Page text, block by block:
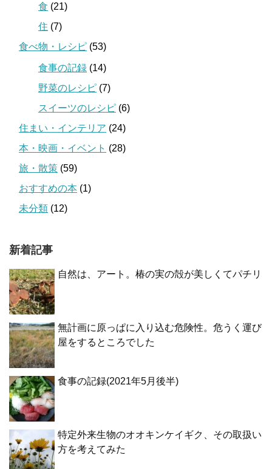
食 (21)
住 (7)
食べ物・レシピ (53)
食事の記録 (14)
野菜のレシピ (7)
スイーツのレシピ (6)
住まい・インテリア (24)
本・映画・イベント (28)
旅・散策 (59)
おすすめの本 (1)
未分類 (12)
新着記事
自然は、アート。椿の実の殻が美しくてパチリ
無計画に原っぱに入り込む危険性。危うく運び
屋をするところでした
食事の記録(2021年5月後半)
特定外来生物のオオキンケイギク、その取扱い
方を考えてみた